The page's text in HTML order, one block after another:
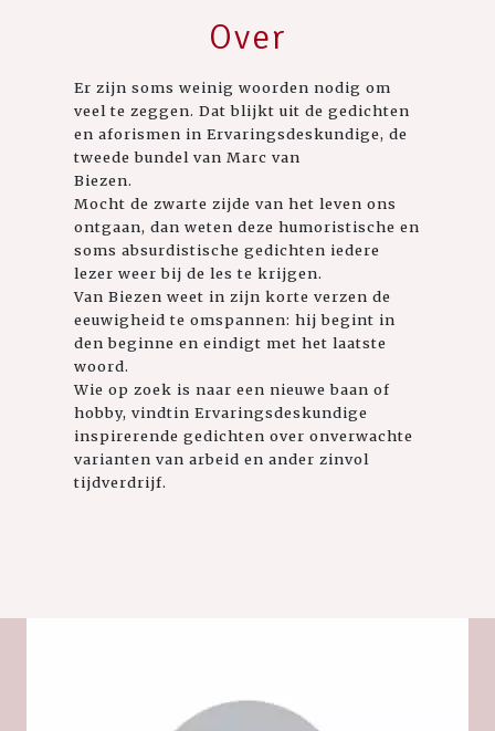
Over
Er zijn soms weinig woorden nodig om
veel te zeggen. Dat blijkt uit de gedichten
en aforismen in Ervaringsdeskundige, de
tweede bundel van Marc van
Biezen.
Mocht de zwarte zijde van het leven ons
ontgaan, dan weten deze humoristische en
soms absurdistische gedichten iedere
lezer weer bij de les te krijgen.
Van Biezen weet in zijn korte verzen de
eeuwigheid te omspannen: hij begint in
den beginne en eindigt met het laatste
woord.
Wie op zoek is naar een nieuwe baan of
hobby, vindtin Ervaringsdeskundige
inspirerende gedichten over onverwachte
varianten van arbeid en ander zinvol
tijdverdrijf.